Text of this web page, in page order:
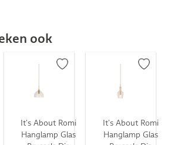
ook
It's About Romi
Hanglamp Glas
It's About Romi
Hanglamp Glas